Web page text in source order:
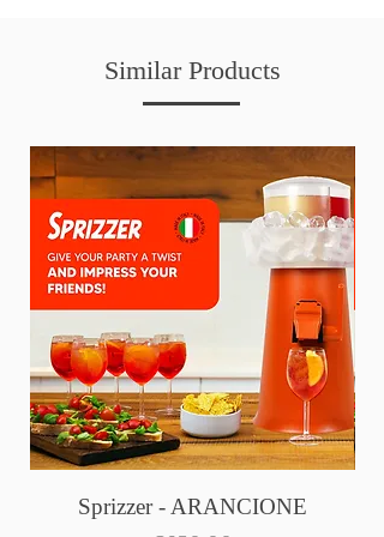
Similar Products
Sprizzer - ARANCIONE